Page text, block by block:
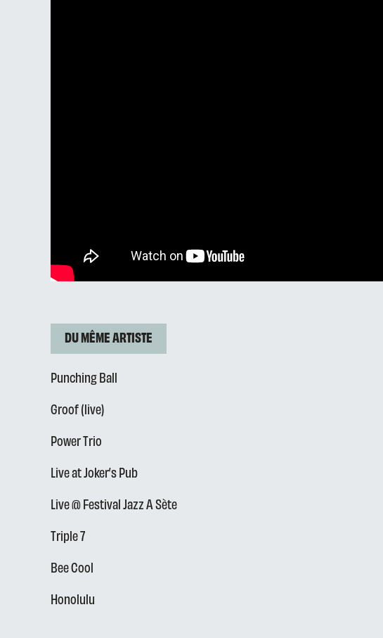
DU MÊME ARTISTE
Punching Ball
Groof (live)
Power Trio
Live at Joker’s Pub
Live @ Festival Jazz A Sète
Triple 7
Bee Cool
Honolulu